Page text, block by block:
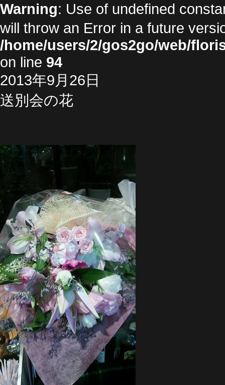
Warning: Use of undefined
will throw an Error in a future
/home/users/2/gos2go/web/
on line 94
2013年9月26日
送別会の花